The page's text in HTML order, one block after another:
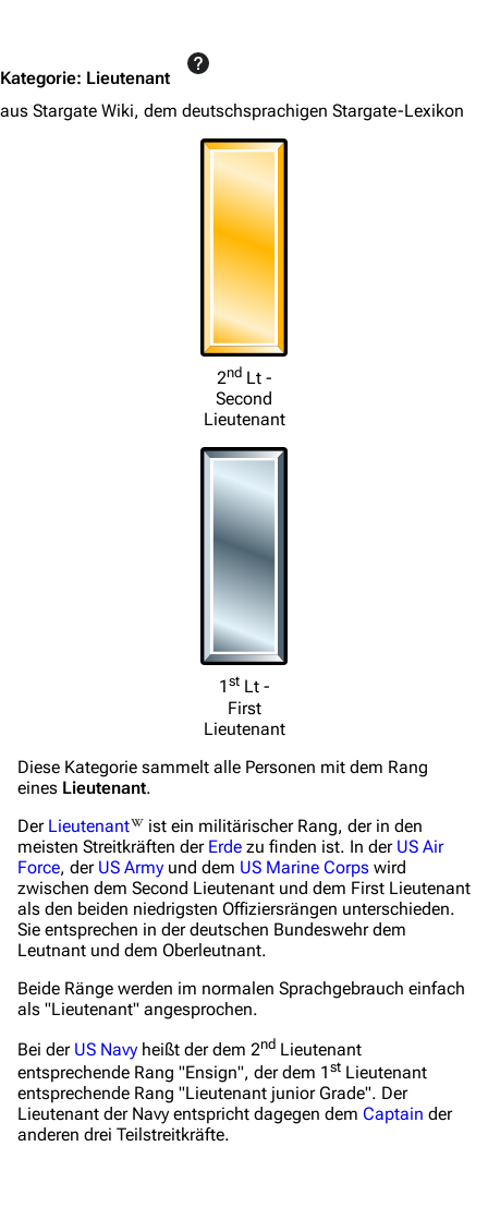
3638 2133 346.354
Navigation
Hauptseite
Von A bis Z
Zufälliger Artikel
Spezialseiten
Datei hochladen
Filme und Serien
Überblick
Kategorie: Lieutenant
aus Stargate Wiki, dem deutschsprachigen Stargate-Lexikon
2ndLt -
Second
Lieutenant
1 stLt -
First
Lieutenant
Diese Kategorie sammelt alle Personen mit dem Rang
eines Lieutenant.
Der Lieutenant
ist ein militärischer Rang, der in den
meisten Streitkräften der Erde zu finden ist. In der US Air
Force, der US Army und dem US Marine Corps wird
zwischen dem Second Lieutenant und dem First Lieutenant
als den beiden niedrigsten Offiziersrängen unterschieden.
Sie entsprechen in der deutschen Bundeswehr dem
Leutnant und dem Oberleutnant.
Beide Ränge werden im normalen Sprachgebrauch einfach
als "Lieutenant" angesprochen.
Bei der US Navy heißt der dem 2nd Lieutenant
entsprechende Rang "Ensign", der dem 1 st Lieutenant
entsprechende Rang "Lieutenant junior Grade". Der
Lieutenant der Navy entspricht dagegen dem Captain der
anderen drei Teilstreitkräfte.